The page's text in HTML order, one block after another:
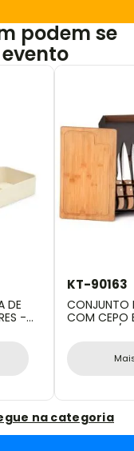
podem se
DE
-
KT-90163
CONJUNTO
COM CEPO
MADEIRA /
na categoria